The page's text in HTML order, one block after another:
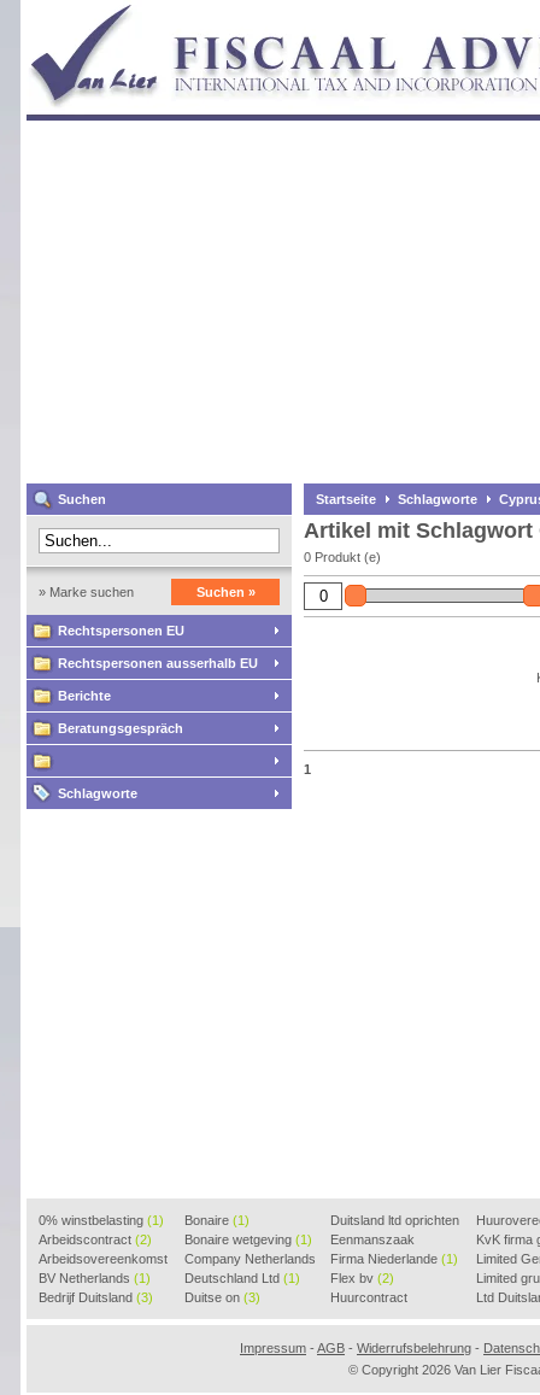
Suchen
» Marke suchen Suchen »
Rechtspersonen EU
Rechtspersonen ausserhalb EU
Berichte
Beratungsgespräch
Schlagworte
Startseite Schlagworte
Artikel mit Schlagwort
0 Produkt (e)
1
0% winstbelasting (1)
Arbeidscontract (2)
Arbeidsovereenkomst
(2)
BV Netherlands (1)
Bedrijf Duitsland (3)
Bonaire (1)
Bonaire wetgeving (1)
Company Netherlands
(1)
Deutschland Ltd (1)
Duitse on (3)
Duitsland ltd oprichten
(2)
Eenmanszaak
beginnen(1)
Firma Niederlande (1)
Flex bv (2)
Huurcontract
voorbeeld(3)
KvK firma
Limited
Limited
Ltd
Impressum - AGB - Widerrufsbelehrung -
© Copyright 2026 Van Lier